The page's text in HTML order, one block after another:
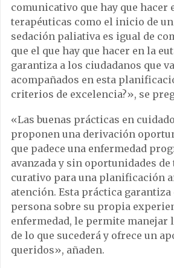
comunicativo que hay que hacer
terapéuticas como el inicio de
sedación paliativa es igual de
que el que hay que hacer en la
garantiza a los ciudadanos que
acompañados en esta
criterios de excelencia?», se
«Las buenas prácticas en
proponen una derivación
que padece una enfermedad
avanzada y sin oportunidades
curativo para una planificación
atención. Esta práctica
persona sobre su propia
enfermedad, le permite manejar
de lo que sucederá y ofrece un
queridos», añaden.